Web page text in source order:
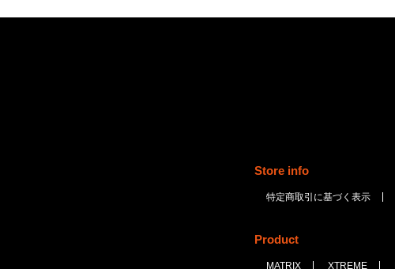
Store info
特定商取引に基づく表示
Product
MATRIX XTREME